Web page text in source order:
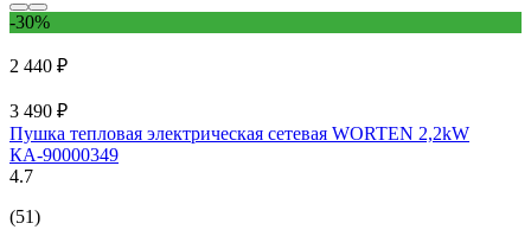
-30%
2 440 ₽
3 490 ₽
Пушка тепловая электрическая сетевая WORTEN 2,2kW
КА-90000349
4.7
(51)